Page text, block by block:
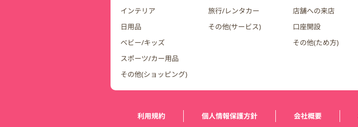
インテリア
日用品
ベビー/キッズ
スポーツ/カー用品
その他(ショッピング)
旅行/レンタカー
その他(サービス)
店舗への来店
口座開設
その他(ため方)
利用規約 個人情報保護方針 会社概要